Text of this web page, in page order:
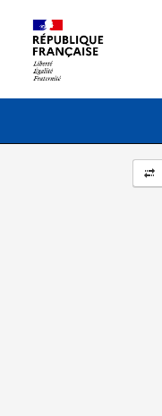
Menu principal